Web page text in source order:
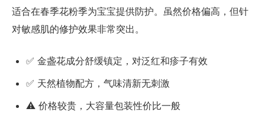
适合在春季花粉季为宝宝提供防护。虽然价格偏高，但针
对敏感肌的修护效果非常突出。
✅ 金盏花成分舒缓镇定，对泛红和疹子有效
✅ 天然植物配方，气味清新无刺激
⚠️ 价格较贵，大容量包装性价比一般